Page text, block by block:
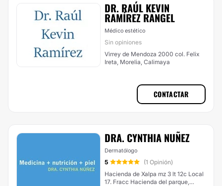
DR. RAÚL KEVIN
RAMÍREZ RANGEL
Médico estético
Sin opiniones
Virrey de Mendoza 2000 col. Felix
Ireta, Morelia, Calimaya
CONTACTAR
DRA. CYNTHIA NUÑEZ
Dermatólogo
5
(1 Opinión)
Hacienda de Xalpa mz 3 lt 12c Local
17. Fracc Hacienda del parque,